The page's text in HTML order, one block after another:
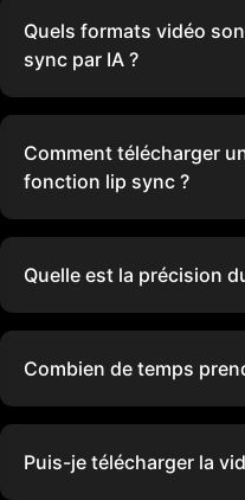
Quels formats vidéo
sync par IA ?
Comment télécharger
fonction lip sync ?
Quelle est la précision
Combien de temps
Puis-je télécharger la